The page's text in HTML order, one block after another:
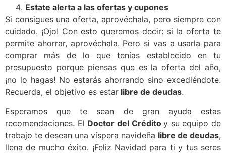
Estate alerta a las ofertas y cupones
Si consigues una oferta, aprovéchala, pero siempre con
cuidado. ¡Ojo! Con esto queremos decir: si la oferta te
permite ahorrar, aprovéchala. Pero si vas a usarla para
comprar más de lo que tenías establecido en tu
presupuesto porque piensas que es la oferta del año,
¡no lo hagas! No estarás ahorrando sino excediéndote.
Recuerda, el objetivo es estar libre de deudas.
Esperamos que te sean de gran ayuda estas
recomendaciones. El Doctor del Créditoy su equipo de
trabajo te desean una víspera navideña libre de deudas,
llena de mucho éxito. ¡Feliz Navidad para ti y tus seres